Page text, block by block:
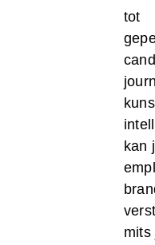
tot
kan
mits